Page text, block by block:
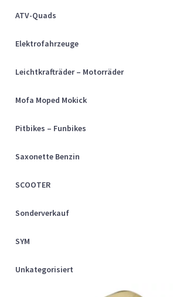
ATV-Quads
Elektrofahrzeuge
Leichtkrafträder – Motorräder
Mofa Moped Mokick
Pitbikes – Funbikes
Saxonette Benzin
SCOOTER
Sonderverkauf
SYM
Unkategorisiert